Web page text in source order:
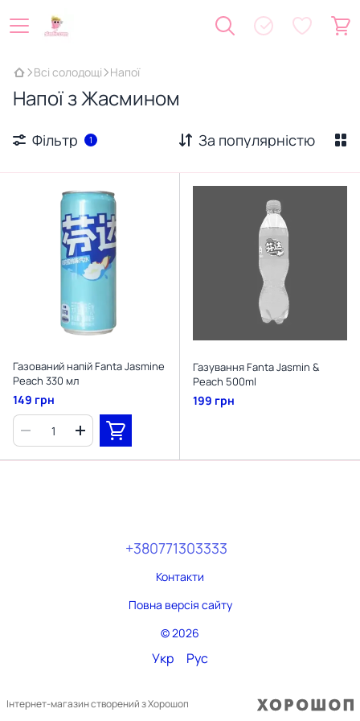
Всі солодощі Напої
Напої з Жасмином
Фільтр 1 За популярністю
Газований напій Fanta Jasmine
Peach 330 мл
149 грн
Газування Fanta Jasmin &
Peach 500ml
199 грн
+380771303333
Контакти
Повна версія сайту
© 2026
Укр Рус
Інтернет-магазин створений з Хорошоп